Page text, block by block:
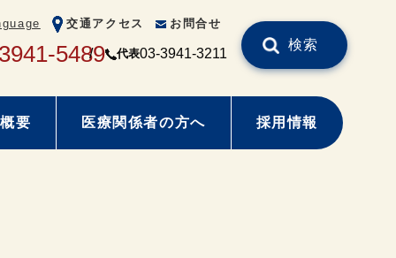
交通アクセス お問合せ
5489 代表03-3941-3211
検索
要 医療関係者の方へ 採用情報